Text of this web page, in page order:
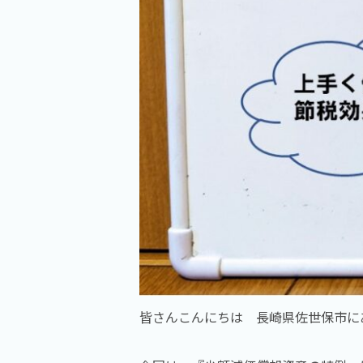
皆さんこんにちは 長崎県佐世保市